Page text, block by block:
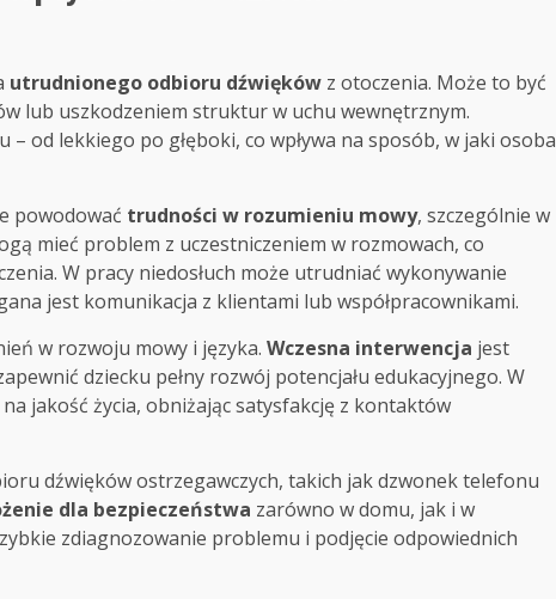
utrudnionego odbioru dźwięków z otoczenia. Może to być
lub uszkodzeniem struktur w uchu wewnętrznym.
od lekkiego po głęboki, co wpływa na sposób, w jaki osoba
powodować trudności w rozumieniu mowy, szczególnie w
mieć problem z uczestniczeniem w rozmowach, co
W pracy niedosłuch może utrudniać wykonywanie
jest komunikacja z klientami lub współpracownikami.
w rozwoju mowy i języka. Wczesna interwencja jest
dziecku pełny rozwój potencjału edukacyjnego. W
jakość życia, obniżając satysfakcję z kontaktów
dźwięków ostrzegawczych, takich jak dzwonek telefonu
dla bezpieczeństwa zarówno w domu, jak i w
zdiagnozowanie problemu i podjęcie odpowiednich